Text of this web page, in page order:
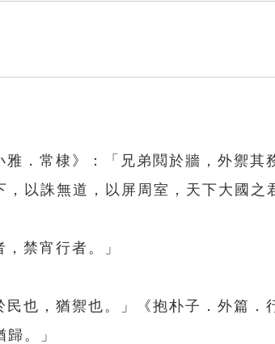
．常棣》：「兄弟䦧於牆，外禦其
以誅無道，以屏周室，天下大國之
禁宵行者。」
也，猶禦也。」《抱朴子．外篇．
。」